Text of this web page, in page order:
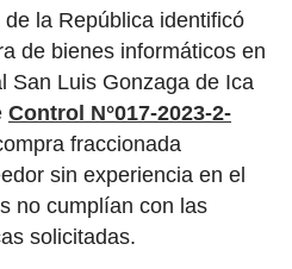
la República identificó
de bienes informáticos en
San Luis Gonzaga de Ica
Control N°017-2023-2-
fraccionada
sin experiencia en el
no cumplían con las
solicitadas.